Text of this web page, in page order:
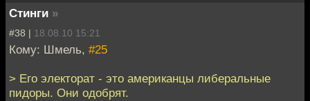
Стинги »
#38 | 18.08.10 15:21
Кому: Шмель, #25
> Его электорат - это американцы либеральные
пидоры. Они одобрят.